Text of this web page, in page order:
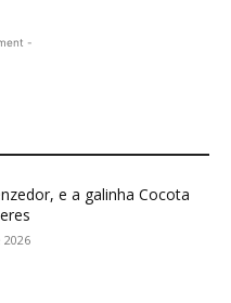
-
e a galinha Cocota